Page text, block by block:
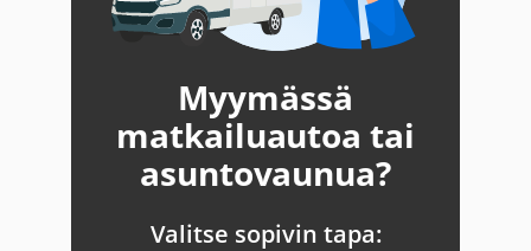
Myymässä
matkailuautoa tai
asuntovaunua?
Valitse sopivin tapa: